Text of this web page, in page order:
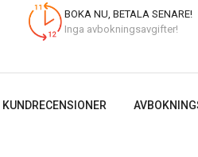
BOKA NU, BETALA SENARE!
Inga avbokningsavgifter!
KUNDRECENSIONER